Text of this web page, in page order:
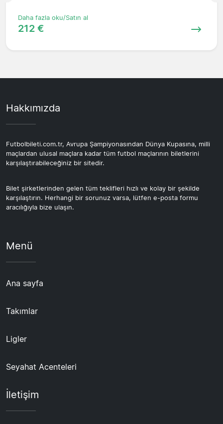
Daha fazla oku/Satın al
212 €
Hakkımızda
Futbolbileti.com.tr, Avrupa Şampiyonasından Dünya Kupasına, milli
maçlardan ulusal maçlara kadar tüm futbol maçlarının biletlerini
karşılaştırabileceğiniz bir sitedir.
Bilet şirketlerinden gelen tüm teklifleri hızlı ve kolay bir şekilde
karşılaştırın. Herhangi bir sorunuz varsa, lütfen e-posta formu
aracılığıyla bize ulaşın.
Menü
Ana sayfa
Takımlar
Ligler
Seyahat Acenteleri
İletişim